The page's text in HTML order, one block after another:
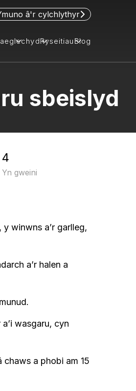
â'r cylchlythyr
lechydRyseitiau Blog
sbeislyd
4
Yn gweini
winwns a’r garlleg,
a’r halen a
wasgaru, cyn
a phobi am 15